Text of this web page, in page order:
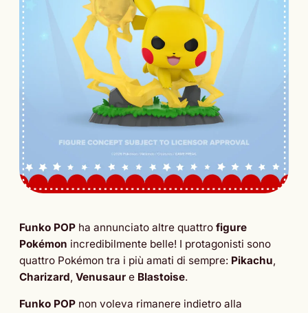
Funko POP ha annunciato altre quattro figure
Pokémon incredibilmente belle! I protagonisti sono
quattro Pokémon tra i più amati di sempre: Pikachu,
Charizard, Venusaur e Blastoise.
Funko POP non voleva rimanere indietro alla